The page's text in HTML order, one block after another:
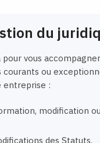
du
vous
courants ou
entreprise :
modification
des Statuts.